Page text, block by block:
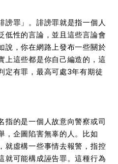
謗罪」。誹謗罪就是指一個人
低性的言論，並且這些言論會
說，你在網路上發布一些關於
上這些都是你自己編造的，這
定有罪，最高可處3年有期徒
指的是一個人故意向警察或司
，企圖陷害無辜的人。比如
就虛構一些事情去報警，指控
就可能構成誣告罪。這種行為